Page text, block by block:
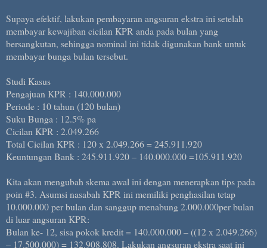
Supaya efektif, lakukan pembayaran angsuran ekstra ini setelah
membayar kewajiban cicilan KPR anda pada bulan yang
bersangkutan, sehingga nominal ini tidak digunakan bank untuk
membayar bunga bulan tersebut.
Studi Kasus
Pengajuan KPR : 140.000.000
Periode : 10 tahun (120 bulan)
Suku Bunga : 12.5% pa
Cicilan KPR : 2.049.266
Total Cicilan KPR : 120 x 2.049.266 = 245.911.920
Keuntungan Bank : 245.911.920 – 140.000.000 =105.911.920
Kita akan mengubah skema awal ini dengan menerapkan tips pada
poin #3. Asumsi nasabah KPR ini memiliki penghasilan tetap
10.000.000 per bulan dan sanggup menabung 2.000.000per bulan
di luar angsuran KPR:
Bulan ke- 12, sisa pokok kredit = 140.000.000 – ((12 x 2.049.266)
– 17.500.000) = 132.908.808. Lakukan angsuran ekstra saat ini